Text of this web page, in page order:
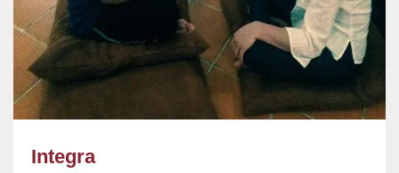
Integra